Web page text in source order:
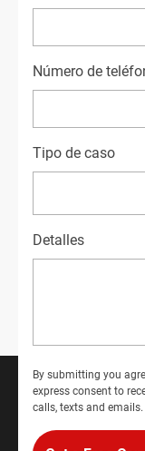
Número de
Tipo de caso
Detalles
By submitting you
express consent to
calls, texts and emails.